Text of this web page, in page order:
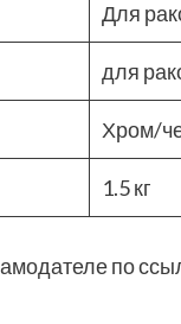
Для
для
Хром/
1.5 кг
по